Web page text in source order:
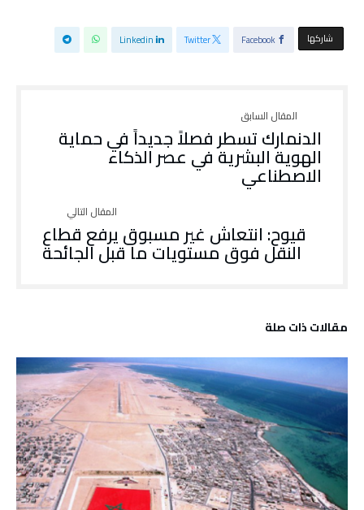
‫‫ شاركها‬ Facebook
Twitter
Linkedin
الدنمارك تسطر فصلاً جديداً في حماية
الهوية البشرية في عصر الذكاء
الاصطناعي
قيوح: انتعاش غير مسبوق يرفع قطاع
النقل فوق مستويات ما قبل الجائحة
‫مقالات ذات صلة‬